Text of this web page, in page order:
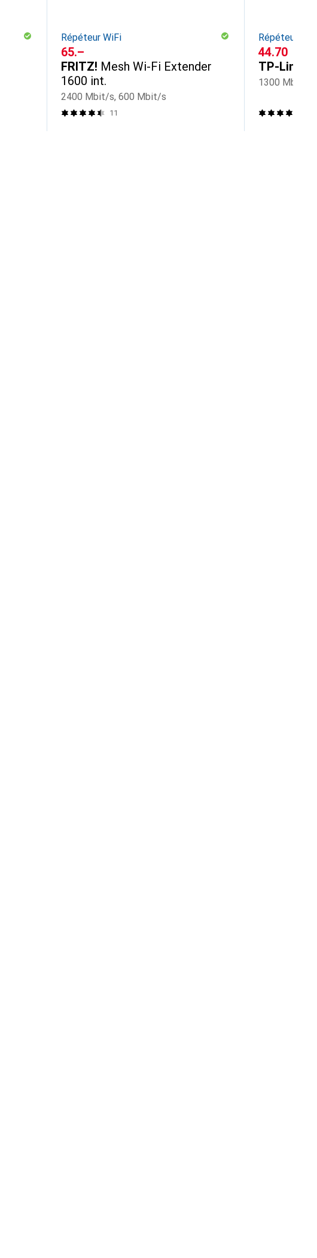
Répéteur WiFi
CHF
65.–
FRITZ! Mesh Wi-Fi Extender
1600 int.
2400 Mbit/s, 600 Mbit/s
11
Répéteur
CHF
44.70
TP-Link
1300 Mbit/s,